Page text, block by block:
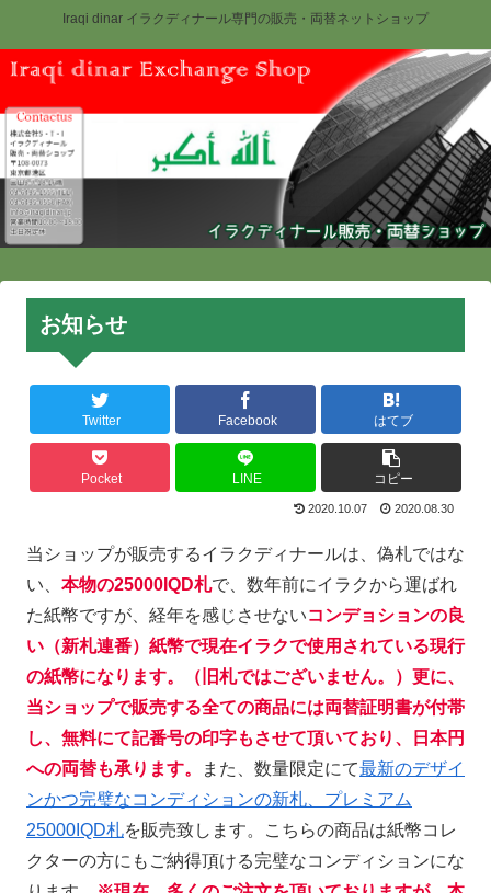
Iraqi dinar イラクディナール専門の販売・両替ネットショップ
お知らせ
Twitter Facebook はてブ
Pocket LINE コピー
2020.10.07 2020.08.30
当ショップが販売するイラクディナールは、偽札ではな
い、 本物の25000IQD札で、数年前にイラクから運ばれ
た紙幣ですが、経年を感じさせないコンデョションの良
い（新札連番）紙幣で現在イラクで使用されている現行
の紙幣になります。（旧札ではございません。）更に、
当ショップで販売する全ての商品には両替証明書が付帯
し、無料にて記番号の印字もさせて頂いており、日本円
への両替も承ります。 また、数量限定にて最新のデザイ
ンかつ完璧なコンディションの新札、プレミアム
25000IQD札を販売致します。こちらの商品は紙幣コレ
クターの方にもご納得頂ける完璧なコンディションにな